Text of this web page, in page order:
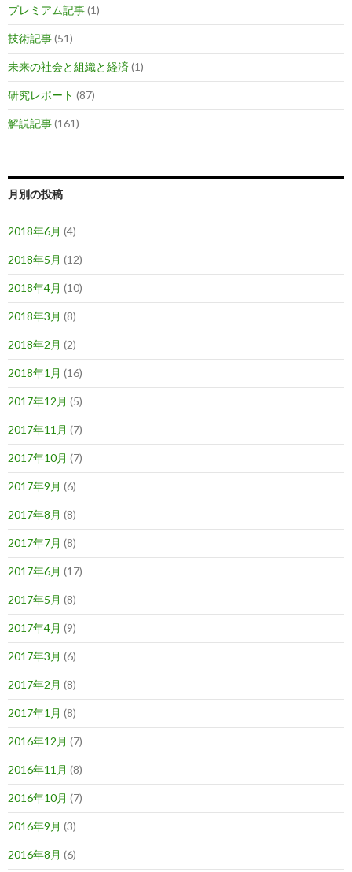
プレミアム記事(1)
技術記事(51)
未来の社会と組織と経済(1)
研究レポート (87)
解説記事(161)
月別の投稿
2018年6月 (4)
2018年5月 (12)
2018年4月 (10)
2018年3月 (8)
2018年2月 (2)
2018年1月 (16)
2017年12月 (5)
2017年11月 (7)
2017年10月 (7)
2017年9月 (6)
2017年8月 (8)
2017年7月 (8)
2017年6月 (17)
2017年5月 (8)
2017年4月 (9)
2017年3月 (6)
2017年2月 (8)
2017年1月 (8)
2016年12月 (7)
2016年11月 (8)
2016年10月 (7)
2016年9月 (3)
2016年8月 (6)